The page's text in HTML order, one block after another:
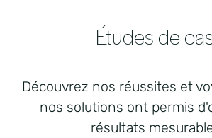
Études de
Découvrez nos réussites et
nos solutions ont permis
résultats